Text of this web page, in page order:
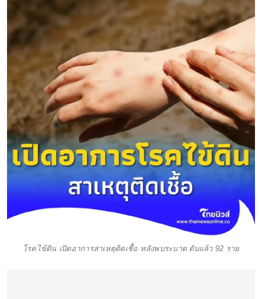
โรคไข้ดิน เปิดอาการสาเหตุติดเชื้อ หลังพบระบาด ดับแล้ว 92 ราย